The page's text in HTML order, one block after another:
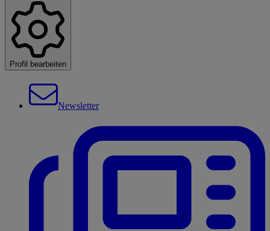
Profil bearbeiten
Newsletter